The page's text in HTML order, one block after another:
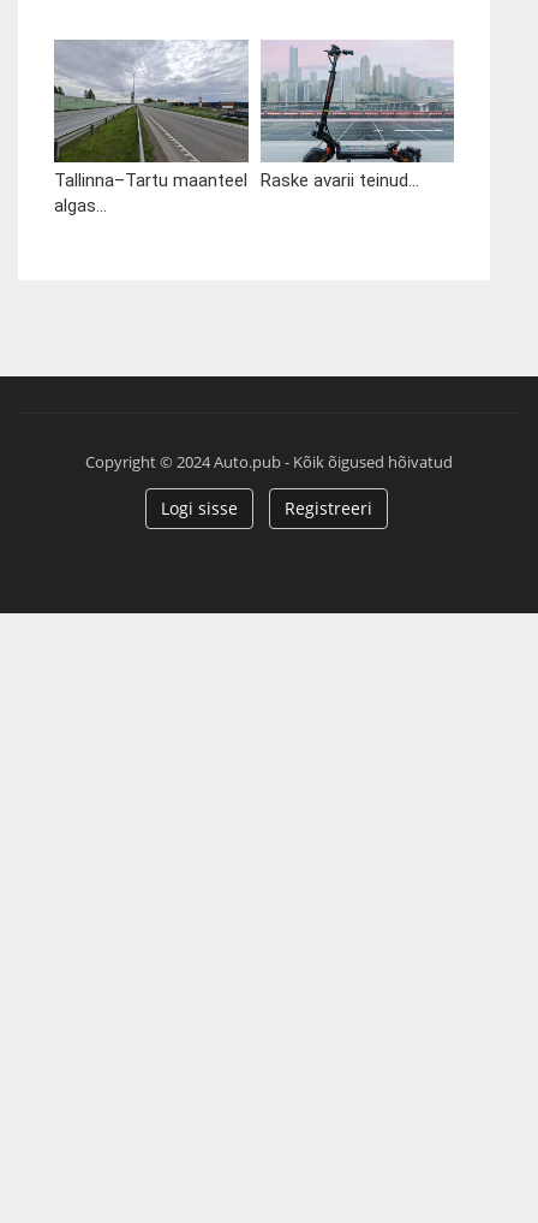
Tallinna–Tartu maanteel
algas...
Raske avarii teinud...
Copyright © 2024 Auto.pub - Kõik õigused hõivatud
Logi sisse Registreeri